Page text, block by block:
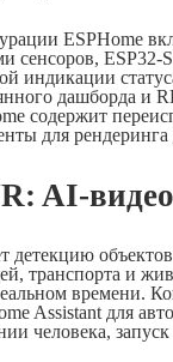
ESPHome
сенсоров,
индикации
дашборда и
содержит
для рендеринга
AI-
детекцию
транспорта и
времени.
Assistant для
человека,